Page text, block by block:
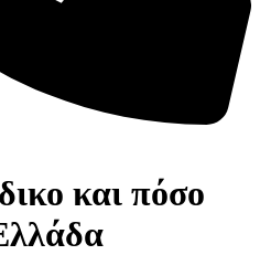
και πόσο